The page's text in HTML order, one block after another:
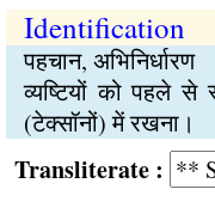
Identification
पहचान, अभिनिर्धारण
व्यष्टियों को पहले से
(टेक्सॉनों) में रखना।
: